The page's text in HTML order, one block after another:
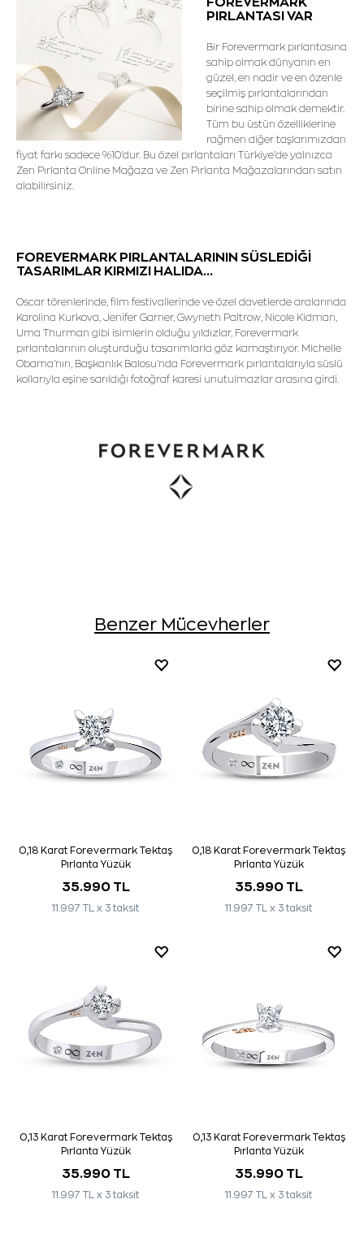
PIRLANTASI VAR
Bir Forevermark pırlantasına
sahip olmak dünyanın en
güzel, en nadir ve en özenle
seçilmiş pırlantalarından
birine sahip olmak demektir.
Tüm bu üstün özelliklerine
rağmen diğer taşlarımızdan
fiyat farkı sadece %10'dur. Bu özel pırlantaları Türkiye'de yalnızca
Zen Pırlanta Online Mağaza ve Zen Pırlanta Mağazalarından satın
alabilirsiniz.
FOREVERMARK PIRLANTALARININ SÜSLEDİĞİ
TASARIMLAR KIRMIZI HALIDA...
Oscar törenlerinde, film festivallerinde ve özel davetlerde aralarında
Karolina Kurkova, Jenifer Garner, Gwyneth Paltrow, Nicole Kidman,
Uma Thurman gibi isimlerin olduğu yıldızlar, Forevermark
pırlantalarının oluşturduğu tasarımlarla göz kamaştırıyor. Michelle
Obama'nın, Başkanlık Balosu'nda Forevermark pırlantalarıyla süslü
kollarıyla eşine sarıldığı fotoğraf karesi unutulmazlar arasına girdi.
Benzer Mücevherler
0,18 Karat Forevermark Tektaş
Pırlanta Yüzük
35.990 TL
11.997 TL x 3 taksit
0,18 Karat Forevermark Tektaş
Pırlanta Yüzük
35.990 TL
11.997 TL x 3 taksit
0,13 Karat Forevermark Tektaş
Pırlanta Yüzük
35.990 TL
11.997 TL x 3 taksit
0,13 Karat Forevermark Tektaş
Pırlanta Yüzük
35.990 TL
11.997 TL x 3 taksit